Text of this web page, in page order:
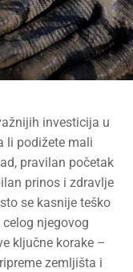
investicija u
li podižete mali
pravilan početak
prinos i zdravlje
se kasnije teško
njegovog
ključne korake –
zemljišta i